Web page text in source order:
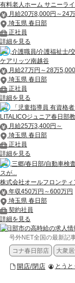
有料老人ホーム サニーラ
月給20万8,000円～24
埼玉県 春日部
正社員
詳細を見る
介護職員/介護福祉士/
ケアリッツ南越谷
月給27万円～28万
埼玉県 春日部
正社員
詳細を見る
「児童指導員 有資格
LITALICOジュニア春日部
月給25万3,400円～
埼玉県 春日部
正社員
詳細を見る
三郷/春日部/自動車検
スが...
株式会社オールフロンティ
年収450万円～600万円
埼玉県 春日部
契約社員
詳細を見る
春日部市の高時給の求人情
号外NET全国の最新記
コナ春日部店
大衆
開店/閉店 とうと